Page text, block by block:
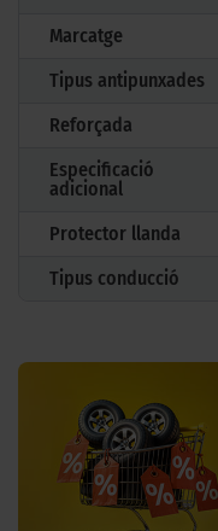
Marcatge
Tipus antipunxades
Reforçada
Especificació
adicional
Protector llanda
Tipus conducció